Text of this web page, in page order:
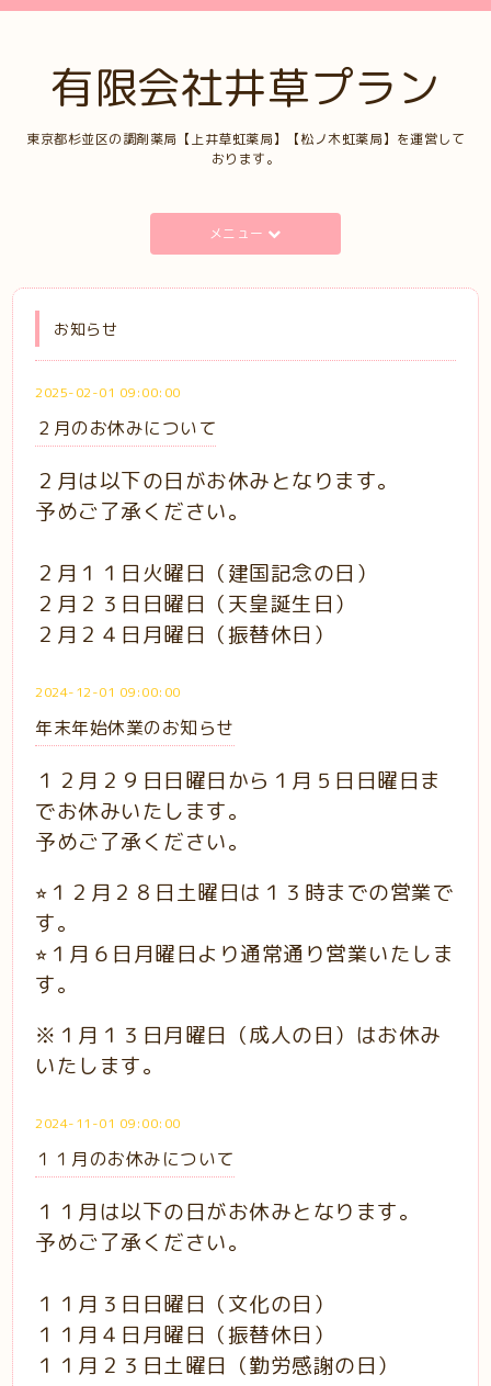
有限会社井草プラン
東京都杉並区の調剤薬局【上井草虹薬局】【松ノ木虹薬局】を運営して
おります。
メニュー
お知らせ
2025-02-01 09:00:00
２月のお休みについて
２月は以下の日がお休みとなります。
予めご了承ください。
２月１１日火曜日（建国記念の日）
２月２３日日曜日（天皇誕生日）
２月２４日月曜日（振替休日）
2024-12-01 09:00:00
年末年始休業のお知らせ
１２月２９日日曜日から１月５日日曜日ま
でお休みいたします。
予めご了承ください。
⭐︎１２月２８日土曜日は１３時までの営業で
す。
⭐︎１月６日月曜日より通常通り営業いたしま
す。
※１月１３日月曜日（成人の日）はお休み
いたします。
2024-11-01 09:00:00
１１月のお休みについて
１１月は以下の日がお休みとなります。
予めご了承ください。
１１月３日日曜日（文化の日）
１１月４日月曜日（振替休日）
１１月２３日土曜日（勤労感謝の日）